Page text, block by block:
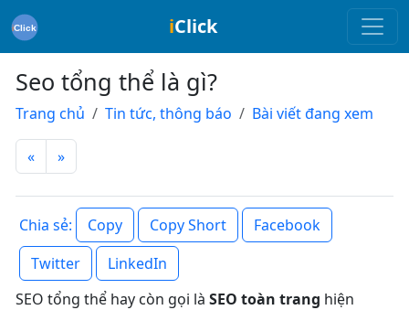
iClick
Seo tổng thể là gì?
Trang chủ Tin tức, thông báo Bài viết đang xem
« »
Chia sẻ: Copy Copy Short
Facebook
Twitter
LinkedIn
SEO tổng thể hay còn gọi là SEO toàn trang hiện